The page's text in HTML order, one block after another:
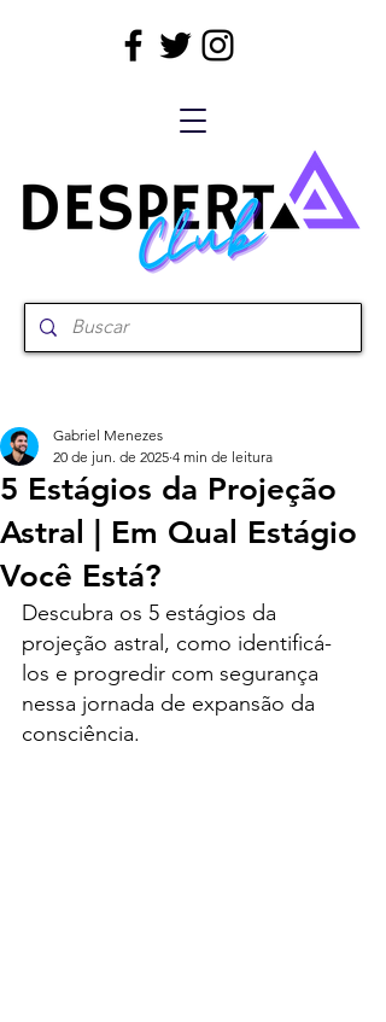
5 Estágios da Projeção
Astral | Em Qual Estágio
Você Está?
Gabriel Menezes
20 de jun. de 2025 4 min de leitura
Descubra os 5 estágios da
projeção astral, como identificá-
los e progredir com segurança
nessa jornada de expansão da
consciência.